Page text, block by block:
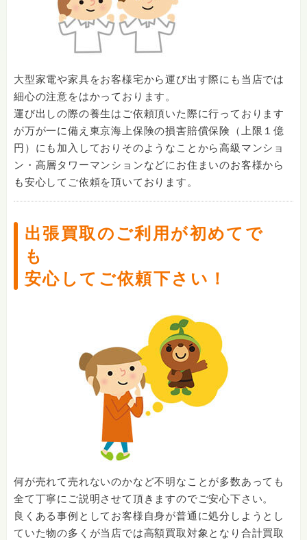
大型家電や家具をお客様宅から運び出す際にも当店では
細心の注意をはかっております。
運び出しの際の養生はご依頼頂いた際に行っております
が万が一に備え東京海上保険の損害賠償保険（上限１億
円）にも加入しておりそのようなことから高級マンショ
ン・高層タワーマンションなどにお住まいのお客様から
も安心してご依頼を頂いております。
出張買取のご利用が初めてで
も
安心してご依頼下さい！
何が売れて売れないのかなど不明なことが多数あっても
全て丁寧にご説明させて頂きますのでご安心下さい。
良くある事例としてお客様自身が普通に処分しようとし
ていた物の多くが当店では高額買取対象となり合計買取